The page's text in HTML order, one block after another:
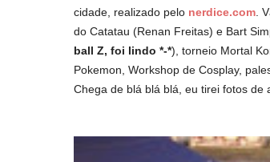
cidade, realizado pelo nerdice.com .
do Catatau (Renan Freitas) e Bart
ball Z, foi lindo *-*), torneio Mortal
Pokemon, Workshop de Cosplay,
Chega de blá blá blá, eu tirei fotos de